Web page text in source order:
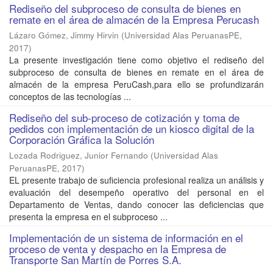
Rediseño del subproceso de consulta de bienes en
remate en el área de almacén de la Empresa Perucash
Lázaro Gómez, Jimmy Hirvin (Universidad Alas PeruanasPE,
2017)
La presente investigación tiene como objetivo el rediseño del
subproceso de consulta de bienes en remate en el área de
almacén de la empresa PeruCash,para ello se profundizarán
conceptos de las tecnologías ...
Rediseño del sub-proceso de cotización y toma de
pedidos con implementación de un kiosco digital de la
Corporación Gráfica la Solución
Lozada Rodriguez, Junior Fernando (Universidad Alas
PeruanasPE, 2017)
EL presente trabajo de suficiencia profesional realiza un análisis y
evaluación del desempeño operativo del personal en el
Departamento de Ventas, dando conocer las deficiencias que
presenta la empresa en el subproceso ...
Implementación de un sistema de información en el
proceso de venta y despacho en la Empresa de
Transporte San Martín de Porres S.A.